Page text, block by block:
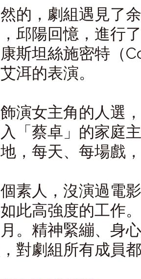
的，劇組遇見了
邱陽回憶，進行
斯坦絲施密特（
洱的表演。
演女主角的人選
「蔡卓」的家庭
，每天、每場戲
個素人，沒演過電
此高強度的工作
。精神緊繃、身
對劇組所有成員